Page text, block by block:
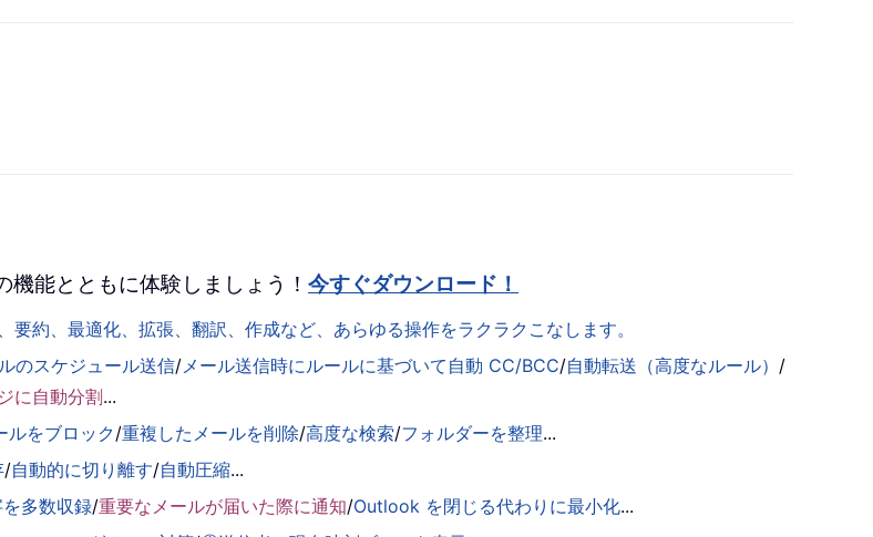
能とともに体験しましょう！ 今すぐダウンロード！
約、最適化、拡張、翻訳、作成など、あらゆる操作をラクラクこなします。
のスケジュール送信/メール送信時にルールに基づいて自動 CC/BCC/自動転送（高度なルール） /
に自動分割...
ルをブロック/重複したメールを削除/高度な検索/フォルダーを整理...
/自動的に切り離す/自動圧縮...
多数収録/重要なメールが届いた際に通知/Outlook を閉じる代わりに最小化...